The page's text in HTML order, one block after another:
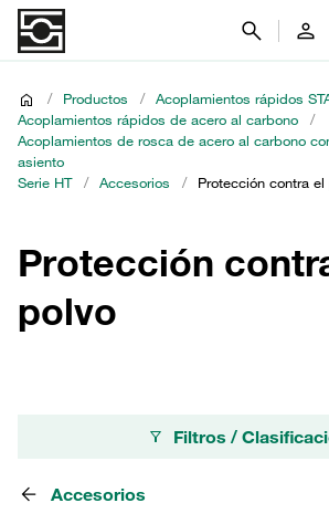
/ Productos / Acoplamientos rápidos
Acoplamientos rápidos de acero al carbono
/
Acoplamientos de rosca de acero al carbono
asiento
Serie HT / Accesorios / Protección contra
Protección
polvo
Filtros /
Accesorios